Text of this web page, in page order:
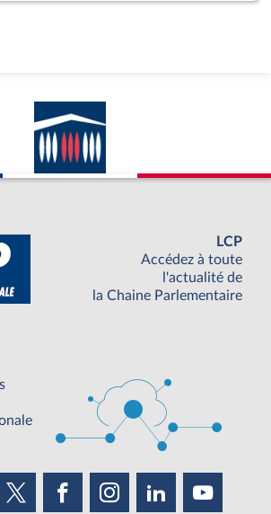
LCP
Accédez à toute
l'actualité de
la Chaine Parlementaire